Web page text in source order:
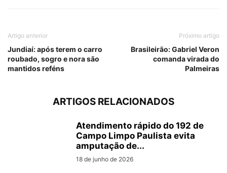
Artigo anterior
Jundiaí: após terem o carro
roubado, sogro e nora são
mantidos reféns
Próximo artigo
Brasileirão: Gabriel Veron
comanda virada do
Palmeiras
ARTIGOS RELACIONADOS
Atendimento rápido do 192 de
Campo Limpo Paulista evita
amputação de...
18 de junho de 2026